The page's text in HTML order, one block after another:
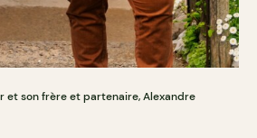
et son frère et partenaire, Alexandre